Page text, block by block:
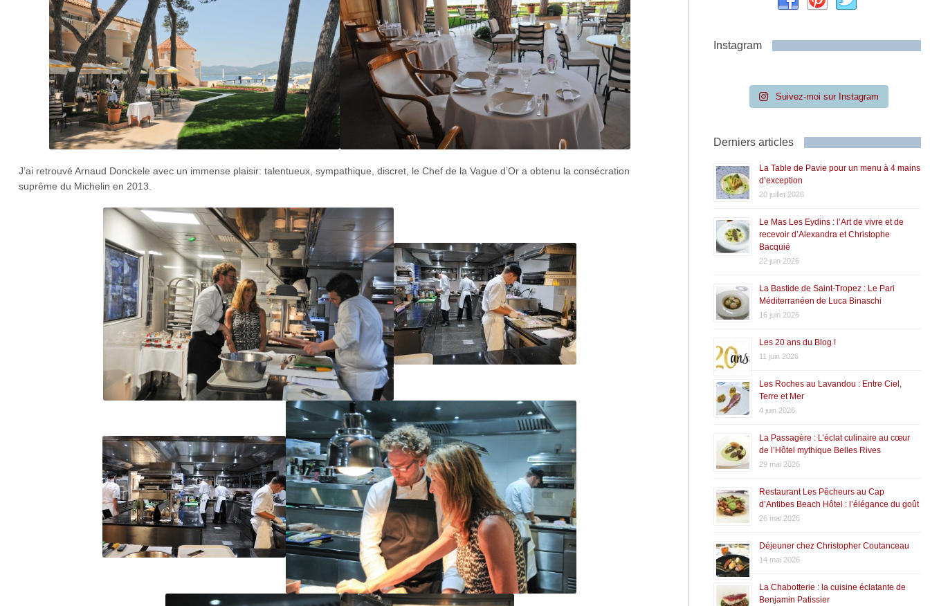
J’ai retrouvé Arnaud Donckele avec un immense plaisir: talentueux, sympathique, discret, le Chef de la Vague d’Or a obtenu la consécration
suprême du Michelin en 2013.
Instagram
Suivez-moi sur Instagram
Derniers articles
La Table de Pavie pour un menu à 4 mains
d’exception
20 juillet 2026
Le Mas Les Eydins : l’Art de vivre et de
recevoir d’Alexandra et Christophe
Bacquié
22 juin 2026
La Bastide de Saint-Tropez : Le Pari
Méditerranéen de Luca Binaschi
16 juin 2026
Les 20 ans du Blog !
11 juin 2026
Les Roches au Lavandou : Entre Ciel,
Terre et Mer
4 juin 2026
La Passagère : L’éclat culinaire au cœur
de l’Hôtel mythique Belles Rives
29 mai 2026
Restaurant Les Pêcheurs au Cap
d’Antibes Beach Hôtel : l’élégance du goût
26 mai 2026
Déjeuner chez Christopher Coutanceau
14 mai 2026
La Chabotterie : la cuisine éclatante de
Benjamin Patissier